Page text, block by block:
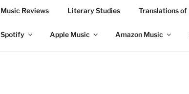
Music Reviews Literary Studies Translations of
Spotify Apple Music Amazon Music